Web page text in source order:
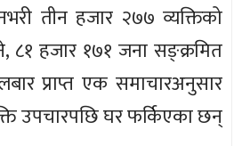
तीन हजार २७७ व्यक्तिको
हजार १७१ जना सङ्क्रमित
प्राप्त एक समाचारअनुसार
उपचारपछि घर फर्किएका छन्